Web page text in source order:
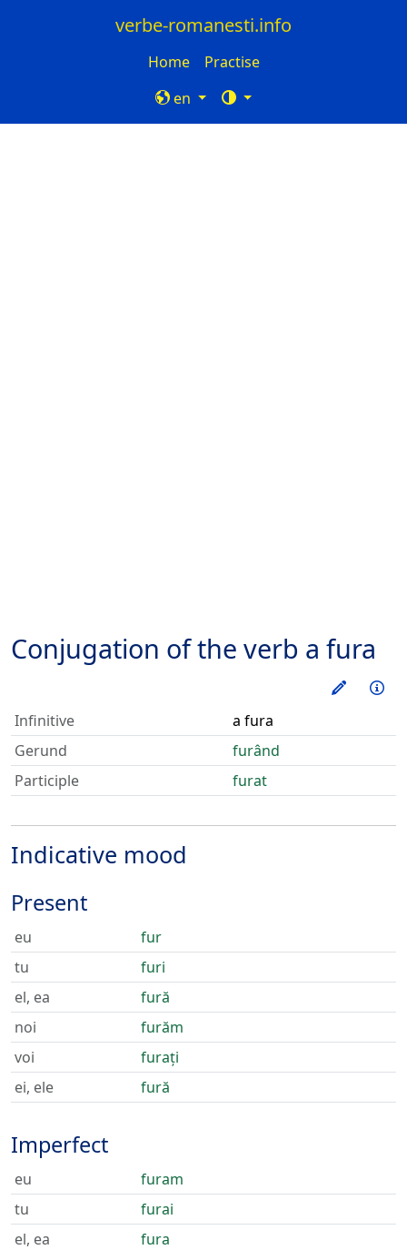
verbe-romanesti.info
Home
Practise
en
Conjugation of the verb a fura
Train
Infinitive
a fura
Gerund
furând
Participle
furat
Indicative mood
Present
eu
fur
tu
furi
el, ea
fură
noi
furăm
voi
furați
ei, ele
fură
Imperfect
eu
furam
tu
furai
el, ea
fura